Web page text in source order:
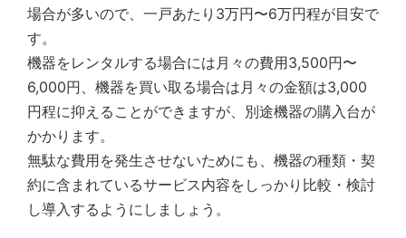
場合が多いので、一戸あたり3万円〜6万円程が目安で
す。
機器をレンタルする場合には月々の費用3,500円〜
6,000円、機器を買い取る場合は月々の金額は3,000
円程に抑えることができますが、別途機器の購入台が
かかります。
無駄な費用を発生させないためにも、機器の種類・契
約に含まれているサービス内容をしっかり比較・検討
し導入するようにしましょう。